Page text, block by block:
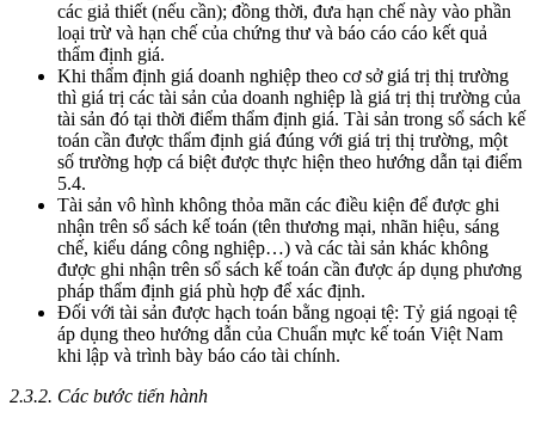
các giả thiết (nếu cần); đồng thời, đưa hạn chế này vào phần
loại trừ và hạn chế của chứng thư và báo cáo cáo kết quả
thẩm định giá.
Khi thẩm định giá doanh nghiệp theo cơ sở giá trị thị trường
thì giá trị các tài sản của doanh nghiệp là giá trị thị trường của
tài sản đó tại thời điểm thẩm định giá. Tài sản trong sổ sách kế
toán cần được thẩm định giá đúng với giá trị thị trường, một
số trường hợp cá biệt được thực hiện theo hướng dẫn tại điểm
5.4.
Tài sản vô hình không thỏa mãn các điều kiện để được ghi
nhận trên sổ sách kế toán (tên thương mại, nhãn hiệu, sáng
chế, kiểu dáng công nghiệp…) và các tài sản khác không
được ghi nhận trên sổ sách kế toán cần được áp dụng phương
pháp thẩm định giá phù hợp để xác định.
Đối với tài sản được hạch toán bằng ngoại tệ: Tỷ giá ngoại tệ
áp dụng theo hướng dẫn của Chuẩn mực kế toán Việt Nam
khi lập và trình bày báo cáo tài chính.
2.3.2. Các bước tiến hành